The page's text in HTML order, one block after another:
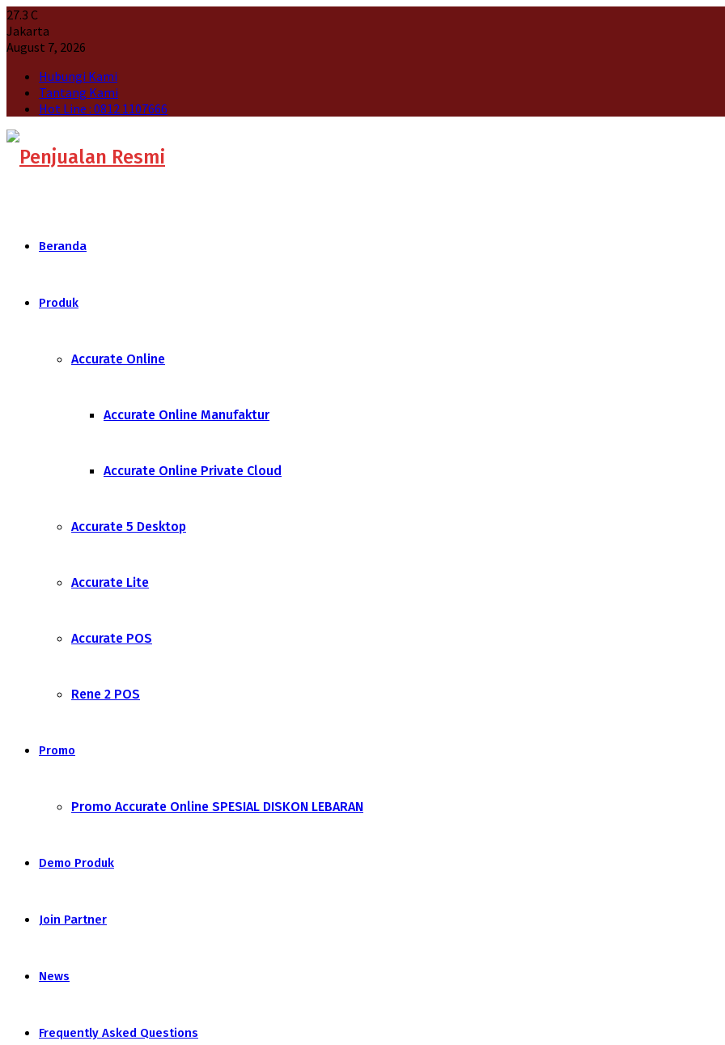
27.3 C
Jakarta
August 7, 2026
Hubungi Kami
Tantang Kami
Hot Line : 0812 1107666
Beranda
Produk
Accurate Online
Accurate Online Manufaktur
Accurate Online Private Cloud
Accurate 5 Desktop
Accurate Lite
Accurate POS
Rene 2 POS
Promo
Promo Accurate Online SPESIAL DISKON LEBARAN
Demo Produk
Join Partner
News
Frequently Asked Questions